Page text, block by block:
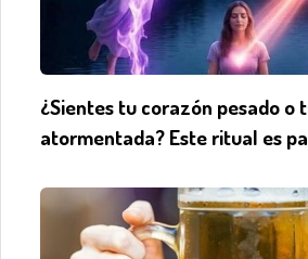
¿Sientes tu corazón pesado o
atormentada? Este ritual es